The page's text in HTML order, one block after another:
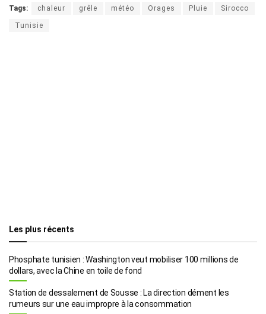
Tags: chaleur grêle météo Orages Pluie Sirocco
Tunisie
Les plus récents
Phosphate tunisien : Washington veut mobiliser 100 millions de
dollars, avec la Chine en toile de fond
Station de dessalement de Sousse : La direction dément les
rumeurs sur une eau impropre à la consommation